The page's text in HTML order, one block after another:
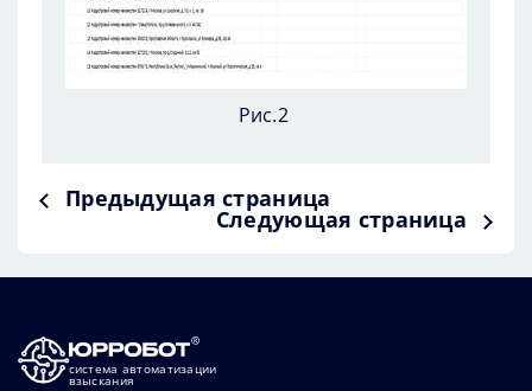
Рис.2
Предыдущая страница
Следующая страница
система автоматизации
взыскания